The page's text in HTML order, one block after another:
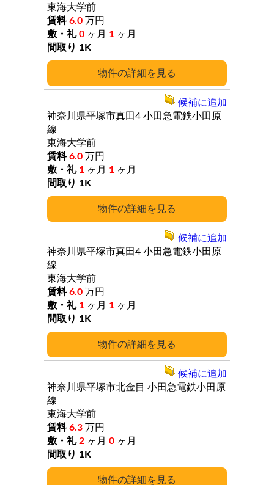
詳細
東海大学前
6.0 万円
0 ヶ月 1 ヶ月
1K
詳細
神奈川県平塚市真田4 小田急電鉄小田原
線
東海大学前
6.0 万円
1 ヶ月 1 ヶ月
1K
候補に追加
詳細
神奈川県平塚市真田4 小田急電鉄小田原
線
東海大学前
6.0 万円
1 ヶ月 1 ヶ月
1K
候補に追加
詳細
神奈川県平塚市北金目 小田急電鉄小田原
線
東海大学前
6.3 万円
2 ヶ月 0 ヶ月
1K
候補に追加